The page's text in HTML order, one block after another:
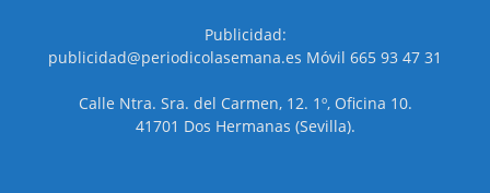
Publicidad:
publicidad@periodicolasemana.es Móvil 665 93 47 31
Calle Ntra. Sra. del Carmen, 12. 1º, Oficina 10.
41701 Dos Hermanas (Sevilla).